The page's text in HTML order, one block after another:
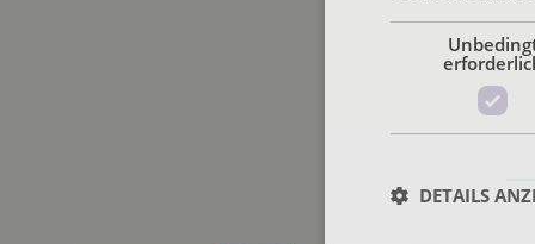
DETAILS